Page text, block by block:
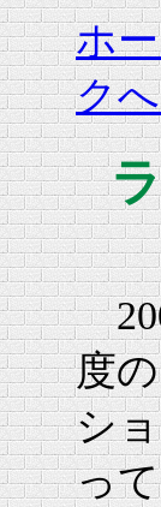
ホ
ク
度
シ
っ